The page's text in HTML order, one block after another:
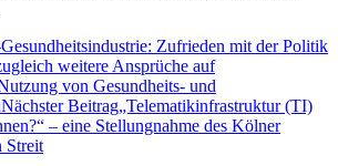
Zufrieden mit der Politik
weitere Ansprüche auf
von Gesundheits- und
Nächster Beitrag„Telematikinfrastruktur (TI)
– eine Stellungnahme des Kölner
Streit